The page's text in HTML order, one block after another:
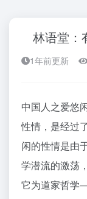
林语堂：
1年前更新
中国人之爱悠
性情，是经过
闲的性情是由
学潜流的激荡
它为道家哲学